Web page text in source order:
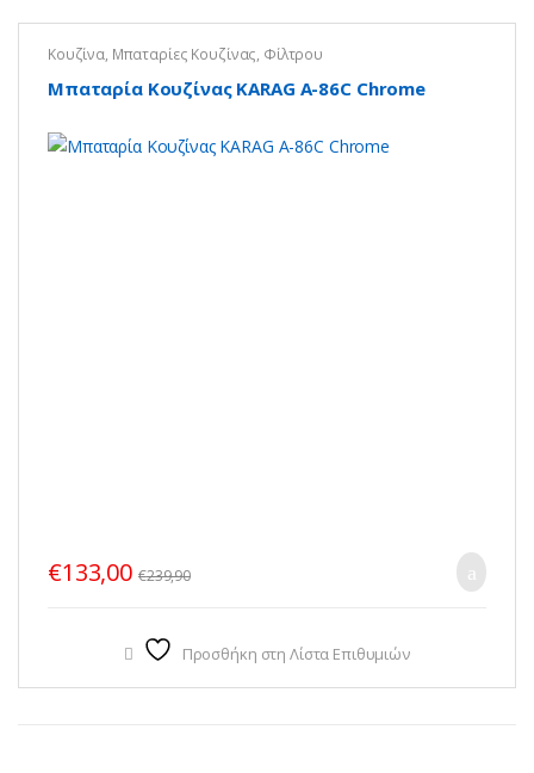
Κουζίνα, Μπαταρίες Κουζίνας, Φίλτρου
Μπαταρία Κουζίνας KARAG A-86C Chrome
€133,00 €239,90
Προσθήκη στη Λίστα Επιθυμιών